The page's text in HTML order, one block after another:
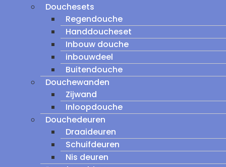
Douchesets
Regendouche
Handdoucheset
Inbouw douche
inbouwdeel
Buitendouche
Douchewanden
Zijwand
Inloopdouche
Douchedeuren
Draaideuren
Schuifdeuren
Nis deuren